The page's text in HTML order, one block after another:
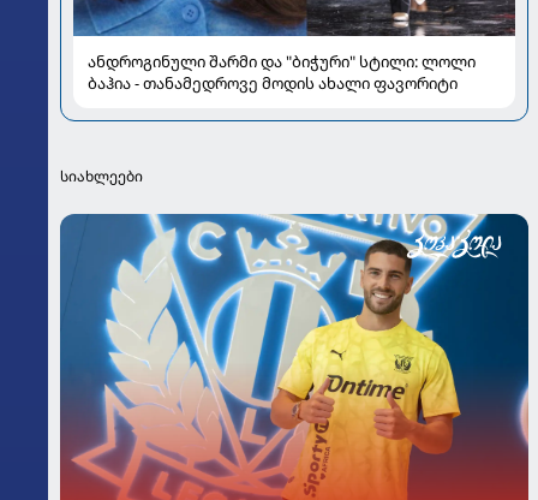
ანდროგინული შარმი და "ბიჭური" სტილი: ლოლი
ბაჰია - თანამედროვე მოდის ახალი ფავორიტი
სიახლეები